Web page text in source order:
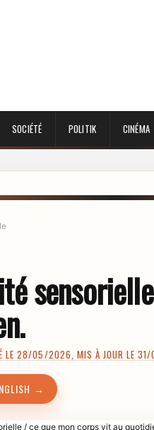
SOCIÉTÉ POLITIK CINÉMA
LE 28/05/2026, MIS À JOUR LE
→